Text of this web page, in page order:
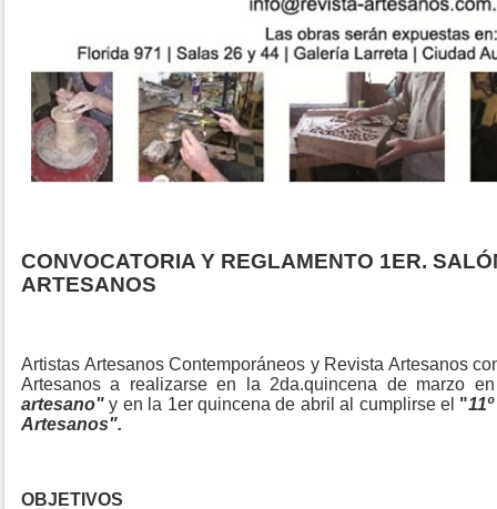
CONVOCATORIA Y REGLAMENTO 1ER.
ARTESANOS
Artistas Artesanos Contemporáneos y Revista Artesanos
Artesanos a realizarse en la 2da.quincena de marzo
artesano" y en la 1er quincena de abril al cumplirse el "
Artesanos".
OBJETIVOS